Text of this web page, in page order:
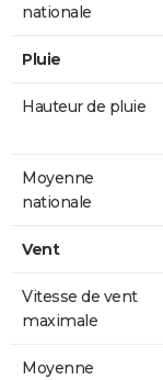
nationale
Pluie
Hauteur de pluie
Moyenne
nationale
Vent
Vitesse de vent
maximale
Moyenne